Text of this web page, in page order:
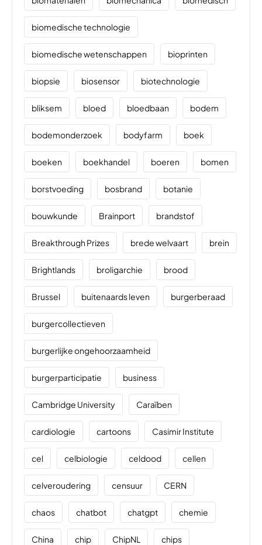
biomedische technologie
biomedische wetenschappen bioprinten
biopsie biosensor biotechnologie
bliksem bloed bloedbaan bodem
bodemonderzoek bodyfarm boek
boeken boekhandel boeren bomen
borstvoeding bosbrand botanie
bouwkunde Brainport brandstof
Breakthrough Prizes brede welvaart brein
Brightlands broligarchie brood
Brussel buitenaards leven burgerberaad
burgercollectieven
burgerlijke ongehoorzaamheid
burgerparticipatie business
Cambridge University Caraïben
cardiologie cartoons Casimir Institute
cel celbiologie celdood cellen
celveroudering censuur CERN
chaos chatbot chatgpt chemie
China chip ChipNL chips